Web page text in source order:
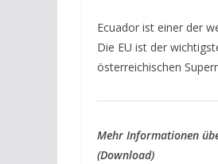
Ecuador ist einer der
Die EU ist der
österreichischen
Mehr Informationen
(Download)